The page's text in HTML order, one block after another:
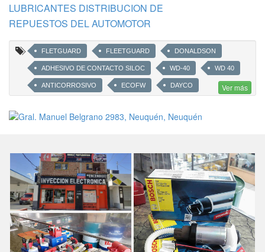
LUBRICANTES DISTRIBUCION DE
REPUESTOS DEL AUTOMOTOR
FLETGUARD FLEETGUARD DONALDSON
ADHESIVO DE CONTACTO SILOC WD-40 WD 40
ANTICORROSIVO ECOFW DAYCO
SHELL HELIXULTRA ELF W-80
BUJIAS FILTROS DE AIRE FILTROS DE ACEITE
FILTROS DE COMBUSTIBLE SKF CHAMPION
NGK BOSCH CARBURADORES HELLUX
CARESA CASTROL LUBRICANTES ACEITES
ACEITE PARA AUTO ACEITE PARA MOTOS TOTAL
RIMULA LUBRICANTES PARA CADENAS
Ver más